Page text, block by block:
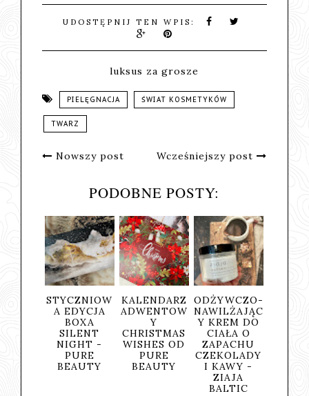
UDOSTĘPNIJ TEN WPIS:
luksus za grosze
PIELĘGNACJA ŚWIAT KOSMETYKÓW
TWARZ
Nowszy post Wcześniejszy post
PODOBNE POSTY:
KALENDARZ
ADWENTOW
Y
CHRISTMAS
WISHES OD
PURE
BEAUTY
ODŻYWCZO-
NAWILŻAJĄC
Y KREM DO
CIAŁA O
ZAPACHU
CZEKOLADY
I KAWY -
ZŁOTY
SEKRET
SKRYTY W
BALSAMIE
BELLA
LORIENT -
MYDLARNIA
U
FRANCISZKA